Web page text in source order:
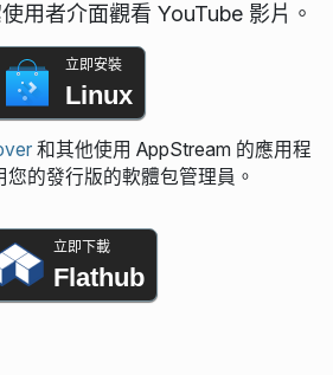
用者介面觀看 YouTube 影片。
立即安裝
Linux
和其他使用 AppStream 的應用程
的發行版的軟體包管理員。
立即下載
Flathub